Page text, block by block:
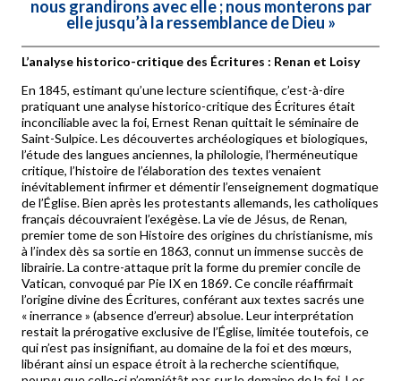
nous grandirons avec elle ; nous monterons par
elle jusqu’à la ressemblance de Dieu »
L’analyse historico-critique des Écritures : Renan et Loisy
En 1845, estimant qu’une lecture scientifique, c’est-à-dire
pratiquant une analyse historico-critique des Écritures était
inconciliable avec la foi, Ernest Renan quittait le séminaire de
Saint-Sulpice. Les découvertes archéologiques et biologiques,
l’étude des langues anciennes, la philologie, l’herméneutique
critique, l’histoire de l’élaboration des textes venaient
inévitablement infirmer et démentir l’enseignement dogmatique
de l’Église. Bien après les protestants allemands, les catholiques
français découvraient l’exégèse. La vie de Jésus, de Renan,
premier tome de son Histoire des origines du christianisme, mis
à l’index dès sa sortie en 1863, connut un immense succès de
librairie. La contre-attaque prit la forme du premier concile de
Vatican, convoqué par Pie IX en 1869. Ce concile réaffirmait
l’origine divine des Écritures, conférant aux textes sacrés une
« inerrance » (absence d’erreur) absolue. Leur interprétation
restait la prérogative exclusive de l’Église, limitée toutefois, ce
qui n’est pas insignifiant, au domaine de la foi et des mœurs,
libérant ainsi un espace étroit à la recherche scientifique,